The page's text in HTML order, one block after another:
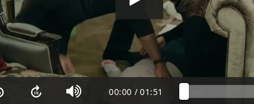
00:00 / 01:51